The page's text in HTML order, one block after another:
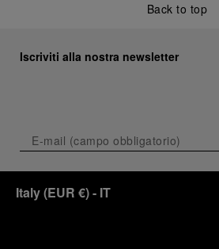
Back to top
Iscriviti alla nostra newsletter
Italy(EUR €)- IT